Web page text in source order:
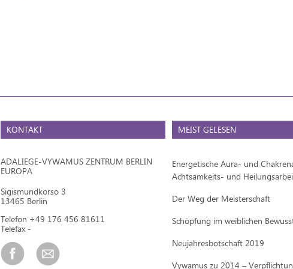
KONTAKT
ADALIEGE-VYWAMUS ZENTRUM BERLIN
EUROPA
Sigismundkorso 3
13465 Berlin
Telefon +49 176 456 81611
Telefax -
MEIST GELESEN
Energetische Aura- und
Achtsamkeits- und
Der Weg der Meisterschaft
Schöpfung im weiblichen
Neujahresbotschaft 2019
Vywamus zu 2014 –